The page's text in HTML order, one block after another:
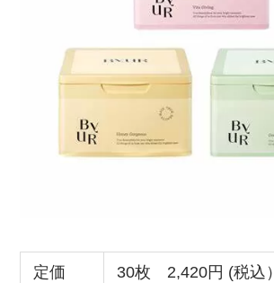
定価 30枚 2,420円 (税込）